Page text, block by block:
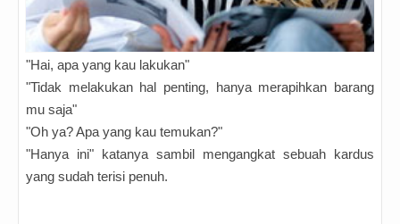
"Hai, apa yang kau lakukan"
"Tidak melakukan hal penting, hanya merapihkan barang
mu saja"
"Oh ya? Apa yang kau temukan?"
"Hanya ini" katanya sambil mengangkat sebuah kardus
yang sudah terisi penuh.